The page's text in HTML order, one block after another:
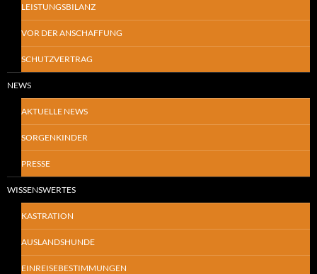
LEISTUNGSBILANZ
VOR DER ANSCHAFFUNG
SCHUTZVERTRAG
NEWS
AKTUELLE NEWS
SORGENKINDER
PRESSE
WISSENSWERTES
KASTRATION
AUSLANDSHUNDE
EINREISEBESTIMMUNGEN